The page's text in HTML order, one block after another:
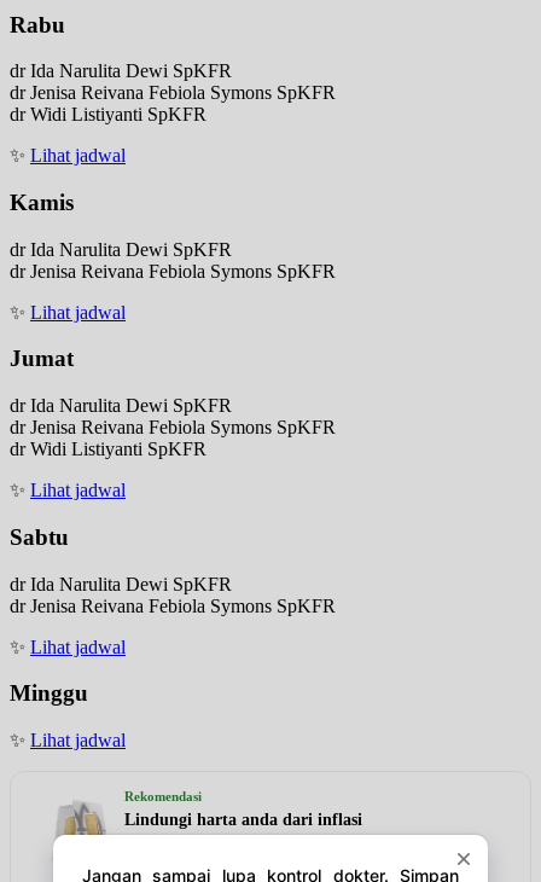
Rabu
dr Ida Narulita Dewi SpKFR
dr Jenisa Reivana Febiola Symons SpKFR
dr Widi Listiyanti SpKFR
✨ Lihat jadwal
Kamis
dr Ida Narulita Dewi SpKFR
dr Jenisa Reivana Febiola Symons SpKFR
✨ Lihat jadwal
Jumat
dr Ida Narulita Dewi SpKFR
dr Jenisa Reivana Febiola Symons SpKFR
dr Widi Listiyanti SpKFR
✨ Lihat jadwal
Sabtu
dr Ida Narulita Dewi SpKFR
dr Jenisa Reivana Febiola Symons SpKFR
✨ Lihat jadwal
Minggu
✨ Lihat jadwal
Rekomendasi
Lindungi harta anda dari inflasi